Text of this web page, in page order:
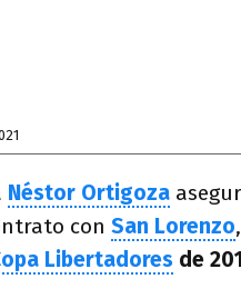
Néstor Ortigoza
con San Lorenzo
Libertadores de